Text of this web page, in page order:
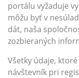
portálu vyžaduje
môžu byť v
dát, naša
zozbieraných
Všetky údaje,
návštevník pri